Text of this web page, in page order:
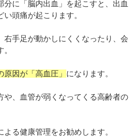
分に「脳内出血」を起こすと、出血
い頭痛が起こります。
右手足が動かしにくくなったり、会
原因が「高血圧」 になります。
や、血管が弱くなってくる高齢者の
る健康管理をお勧めします。